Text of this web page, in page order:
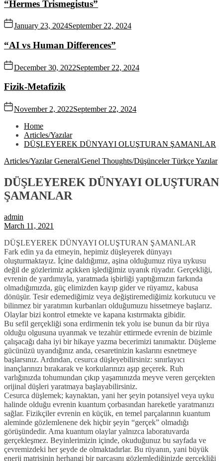
“Hermes Trismegistus”
January 23, 2024September 22, 2024
“AI vs Human Differences”
December 30, 2022September 22, 2024
Fizik-Metafizik
November 2, 2022September 22, 2024
Home
Articles/Yazılar
DÜŞLEYEREK DÜNYAYI OLUŞTURAN ŞAMANLAR
Articles/YazılarGeneral/Genel Thoughts/DüşüncelerTürkçe Yazılar
DÜŞLEYEREK DÜNYAYI OLUŞTURAN
ŞAMANLAR
admin
March 11, 2021
DÜŞLEYEREK DÜNYAYI OLUŞTURAN ŞAMANLAR
Fark edin ya da etmeyin, hepimiz düşleyerek dünyayı
oluşturmaktayız. İçine daldığımız, aşina olduğumuz rüya uykusu
değil de gözlerimiz açıkken işlediğimiz uyanık rüyadır. Gerçekliği,
evrenin de yardımıyla, yaratmada işbirliği yaptığımızın farkında
olmadığımızda, güç elimizden kayıp gider ve rüyamız, kabusa
dönüşür. Tesir edemediğimiz veya değiştiremediğimiz korkutucu ve
bilinmez bir yaratımın kurbanları olduğumuzu hissetmeye başlarız.
Olaylar bizi kontrol etmekte ve kapana kıstırmakta gibidir.
Bu sefil gerçekliği sona erdirmenin tek yolu ise bunun da bir rüya
olduğu olgusuna uyanmak ve tezahür ettirmede evrenin de bizimle
çalışacağı daha iyi bir hikaye yazma becerimizi tanımaktır. Düşleme
gücünüzü uyandığınız anda, cesaretinizin kaslarını esnetmeye
başlarsınız. Ardından, cesurca düşleyebilirsiniz: sınırlayıcı
inançlarınızı bırakarak ve korkularınızı aşıp geçerek. Ruh
varlığınızda tohumundan çıkıp yaşamınızda meyve veren gerçekten
orijinal düşleri yaratmaya başlayabilirsiniz.
Cesurca düşlemek; kaynaktan, yani her şeyin potansiyel veya uyku
halinde olduğu evrenin kuantum çorbasından hareketle yaratmanızı
sağlar. Fizikçiler evrenin en küçük, en temel parçalarının kuantum
aleminde gözlemlenene dek hiçbir şeyin “gerçek” olmadığı
görüşündedir. Ama kuantum olaylar yalnızca laboratuvarda
gerçekleşmez. Beyinlerimizin içinde, okuduğunuz bu sayfada ve
çevremizdeki her şeyde de olmaktadırlar. Bu rüyanın, yani büyük
enerji matrisinin herhangi bir parçasını gözlemlediğinizde gerçekliği